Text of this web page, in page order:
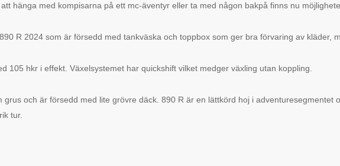
hänga med kompisarna på ett mc-äventyr eller ta med någon bakpå finns nu
R 2024 som är försedd med tankväska och toppbox som ger bra förvaring av kläder,
105 hkr i effekt. Växelsystemet har quickshift vilket medger växling utan koppling.
och är försedd med lite grövre däck. 890 R är en lättkörd hoj i adventuresegmentet
tur.